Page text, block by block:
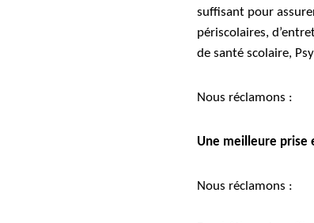
suffisant pour
périscolaires,
de santé scolaire,
Nous réclamons :
Une meilleure prise
Nous réclamons :